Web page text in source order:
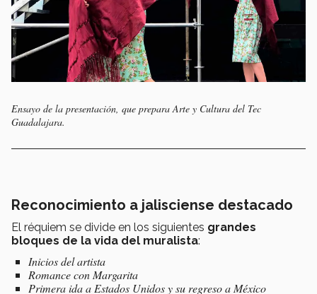
Ensayo de la presentación, que prepara Arte y Cultura del Tec
Guadalajara.
Reconocimiento a jalisciense destacado
El réquiem se divide en los siguientes grandes
bloques de la vida del muralista:
Inicios del artista
Romance con Margarita
Primera ida a Estados Unidos y su regreso a México